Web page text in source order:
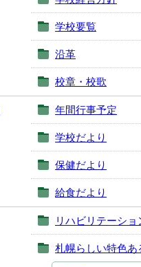
学校要覧
沿革
校章・校歌
年間行事予定
学校だより
保健だより
給食だより
リハビリテーショ
札幌らしい特色あ